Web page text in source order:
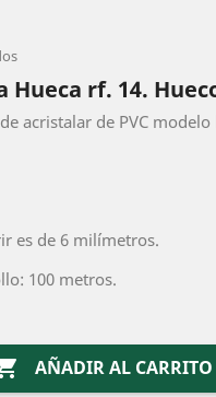
Hueca rf. 14.
acristalar de PVC modelo
es de 6 milímetros.
100 metros.
AÑADIR AL CARRITO